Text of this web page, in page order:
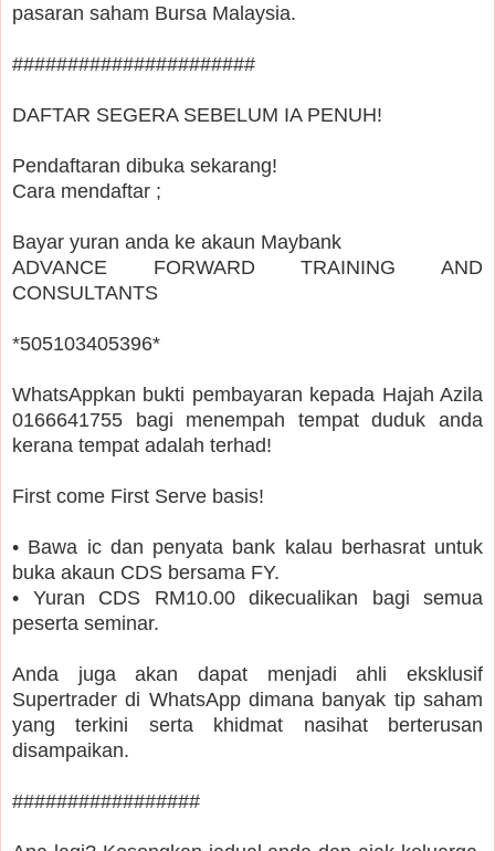
pasaran saham Bursa Malaysia.
######################
DAFTAR SEGERA SEBELUM IA PENUH!
Pendaftaran dibuka sekarang!
Cara mendaftar ;
Bayar yuran anda ke akaun Maybank
ADVANCE FORWARD TRAINING AND
CONSULTANTS
*505103405396*
WhatsAppkan bukti pembayaran kepada Hajah Azila
0166641755 bagi menempah tempat duduk anda
kerana tempat adalah terhad!
First come First Serve basis!
• Bawa ic dan penyata bank kalau berhasrat untuk
buka akaun CDS bersama FY.
• Yuran CDS RM10.00 dikecualikan bagi semua
peserta seminar.
Anda juga akan dapat menjadi ahli eksklusif
Supertrader di WhatsApp dimana banyak tip saham
yang terkini serta khidmat nasihat berterusan
disampaikan.
#################